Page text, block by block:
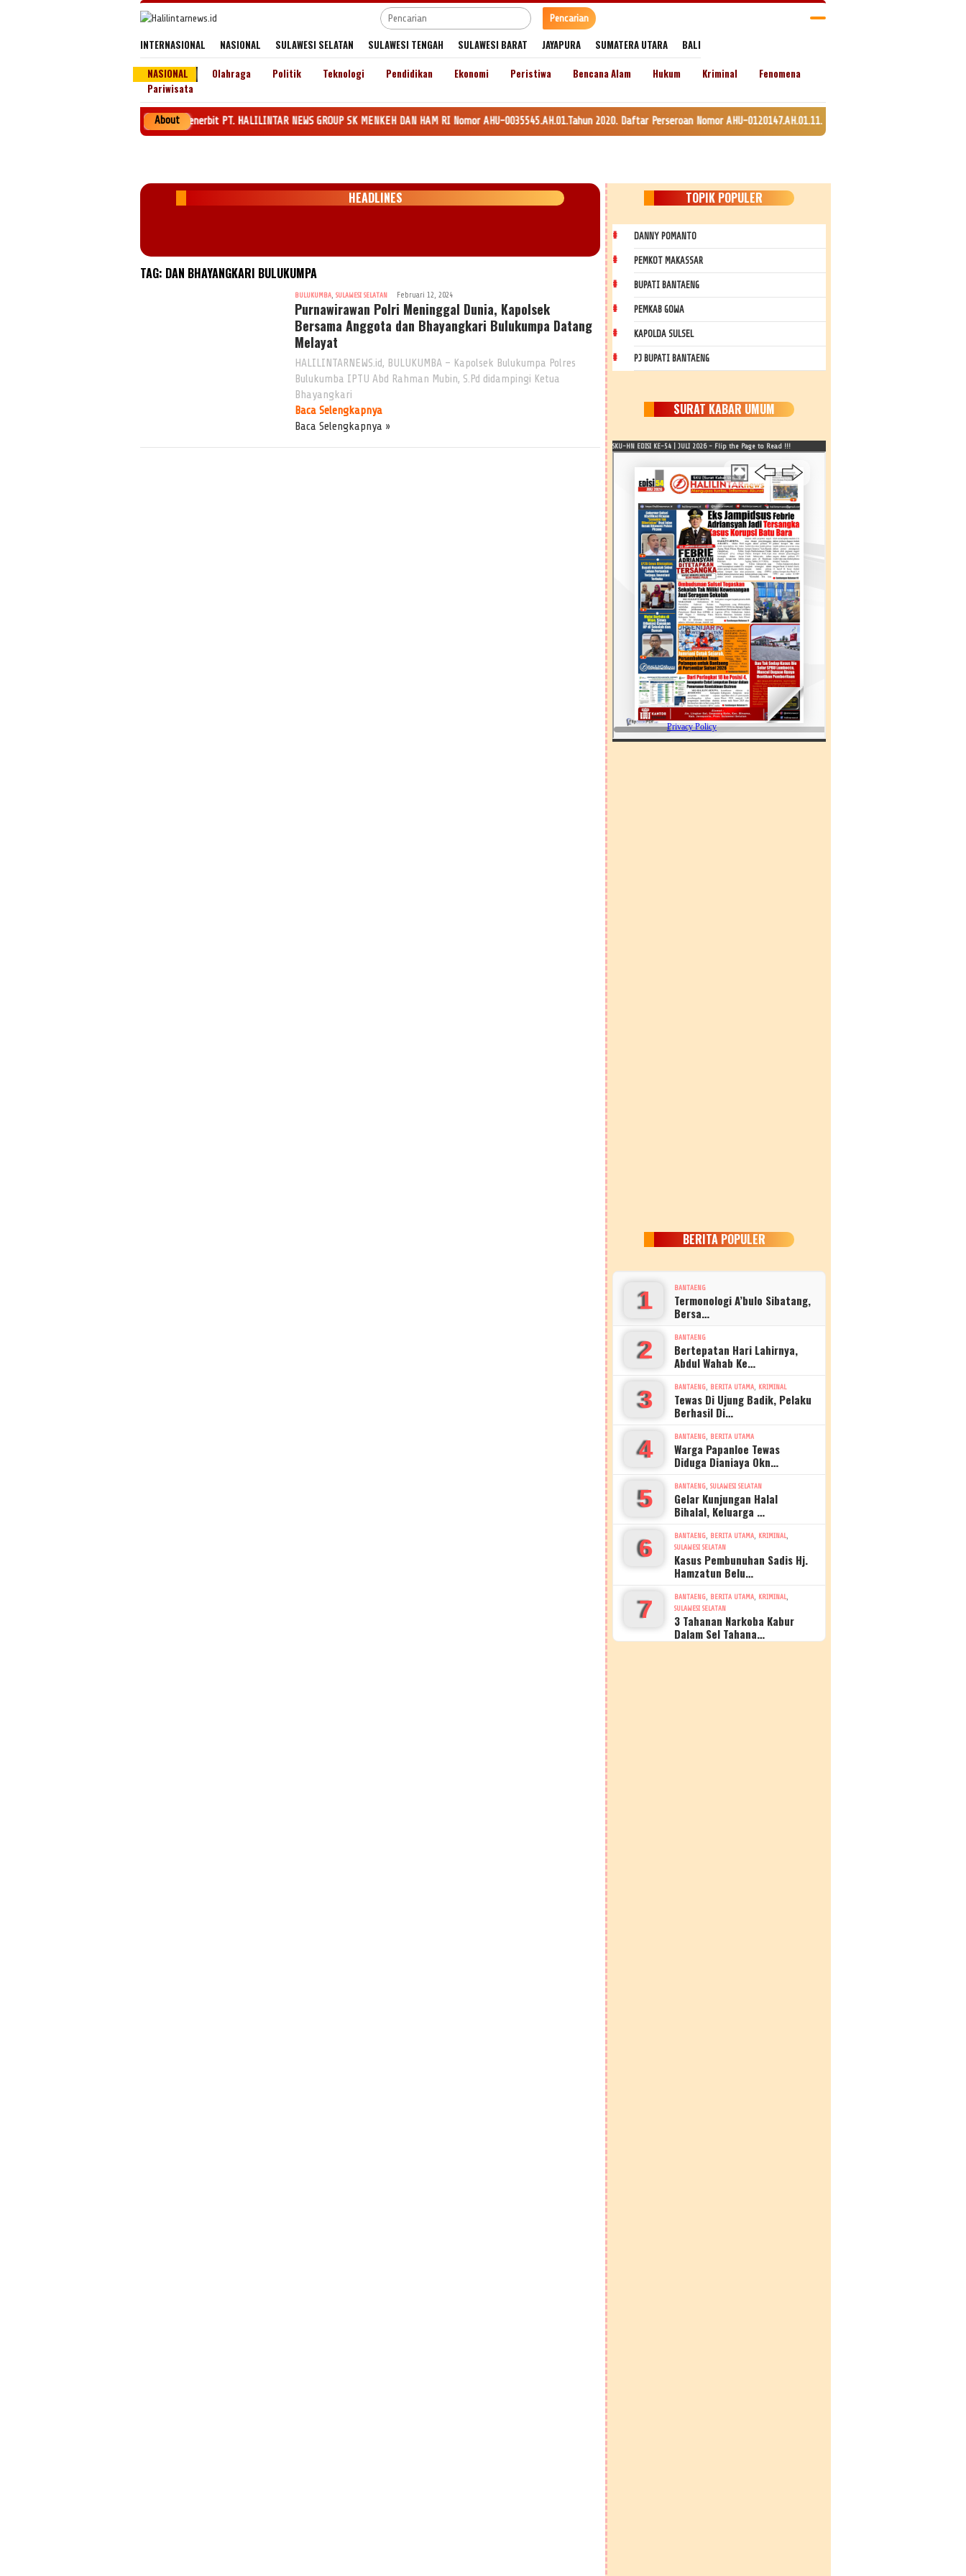
Pencarian
INTERNASIONAL NASIONAL SULAWESI SELATAN SULAWESI TENGAH SULAWESI BARAT JAYAPURA SUMATERA UTARA
BALI
NASIONAL
Olahraga Politik Teknologi Pendidikan Ekonomi Peristiwa Bencana Alam Hukum Kriminal
Fenomena
Pariwisata
About
Penerbit PT. HALILINTAR NEWS GROUP SK MENKEH DAN HAM RI Nomor AHU-0035545.AH.01.Tahun 2020. Daftar Perseroan Nomor AHU-0120147.AH.01.11. Tanggal 24 Juli 2020. lamat: Jln. Lingkar
HEADLINES
TAG: DAN BHAYANGKARI BULUKUMPA
BULUKUMBA, SULAWESI SELATAN Februari 12, 2024
Purnawirawan Polri Meninggal Dunia, Kapolsek
Bersama Anggota dan Bhayangkari Bulukumpa Datang
Melayat
HALILINTARNEWS.id, BULUKUMBA – Kapolsek Bulukumpa Polres
Bulukumba IPTU Abd Rahman Mubin, S.Pd didampingi Ketua
Bhayangkari
Baca Selengkapnya
Baca Selengkapnya »
TOPIK POPULER
DANNY POMANTO
PEMKOT MAKASSAR
BUPATI BANTAENG
PEMKAB GOWA
KAPOLDA SULSEL
PJ BUPATI BANTAENG
SURAT KABAR UMUM
SKU-HN EDISI KE-54 | JULI 2026 - Flip the Page to Read !!!
BERITA POPULER
1 BANTAENG
Termonologi A’bulo Sibatang,
Bersa…
2 BANTAENG
Bertepatan Hari Lahirnya,
Abdul Wahab Ke…
3 BANTAENG, BERITA UTAMA, KRIMINAL
Tewas Di Ujung Badik, Pelaku
Berhasil Di…
4 BANTAENG, BERITA UTAMA
Warga Papanloe Tewas
Diduga Dianiaya Okn…
5 BANTAENG,SULAWESI SELATAN
Gelar Kunjungan Halal
Bihalal, Keluarga …
6 BANTAENG, BERITA UTAMA, KRIMINAL,
SULAWESI SELATAN
Kasus Pembunuhan Sadis Hj.
Hamzatun Belu…
7 BANTAENG, BERITA UTAMA, KRIMINAL,
SULAWESI SELATAN
3 Tahanan Narkoba Kabur
Dalam Sel Tahana…